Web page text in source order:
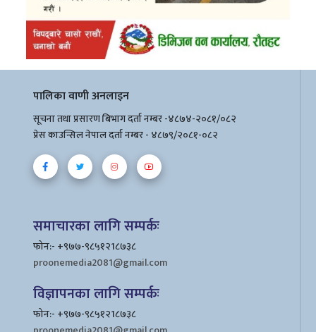
पालिका वाणी अनलाइन
सूचना तथा प्रसारण बिभाग दर्ता नम्बर -४८७४-२०८१/०८२
प्रेस काउन्सिल नेपाल दर्ता नम्बर - ४८७९/२०८१-०८२
समाचारका लागि सम्पर्कः
फोन:- +९७७-९८५१२1८७३८
proonemedia2081@gmail.com
विज्ञापनका लागि सम्पर्कः
फोन:- +९७७-९८५१२1८७३८